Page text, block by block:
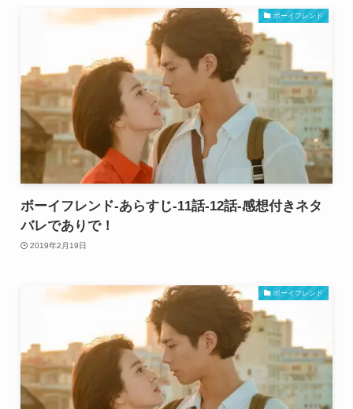
ボーイフレンド
ボーイフレンド-あらすじ-11話-12話-感想付きネタ
バレでありで！
2019年2月19日
ボーイフレンド